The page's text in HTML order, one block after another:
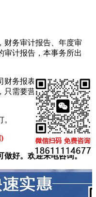
务审计报告、年度审
审计报告，本事务所出
务报表来编制的，投
只需要营业执照复印件
做好。欢迎来电咨询。